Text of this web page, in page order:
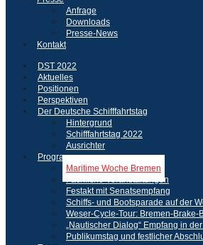
Anfrage
Downloads
Presse-News
Kontakt
DST 2022
Aktuelles
Positionen
Perspektiven
Der Deutsche Schifffahrtstag
Hintergrund
Schifffahrtstag 2022
Ausrichter
Programm
Maritime Woche Bremen
Fachliche Veranstaltungen
Festakt mit Senatsempfang
Schiffs- und Bootsparade auf der
Weser-Cycle-Tour: Bremen-Brake-
„Nautischer Dialog“ Empfang in
Publikumstag und festlicher